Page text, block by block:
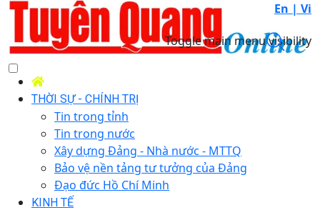
En | Vi
Toggle main menu visibility
THỜI SỰ - CHÍNH TRỊ
Tin trong tỉnh
Tin trong nước
Xây dựng Đảng - Nhà nước - MTTQ
Bảo vệ nền tảng tư tưởng của Đảng
Đạo đức Hồ Chí Minh
KINH TẾ